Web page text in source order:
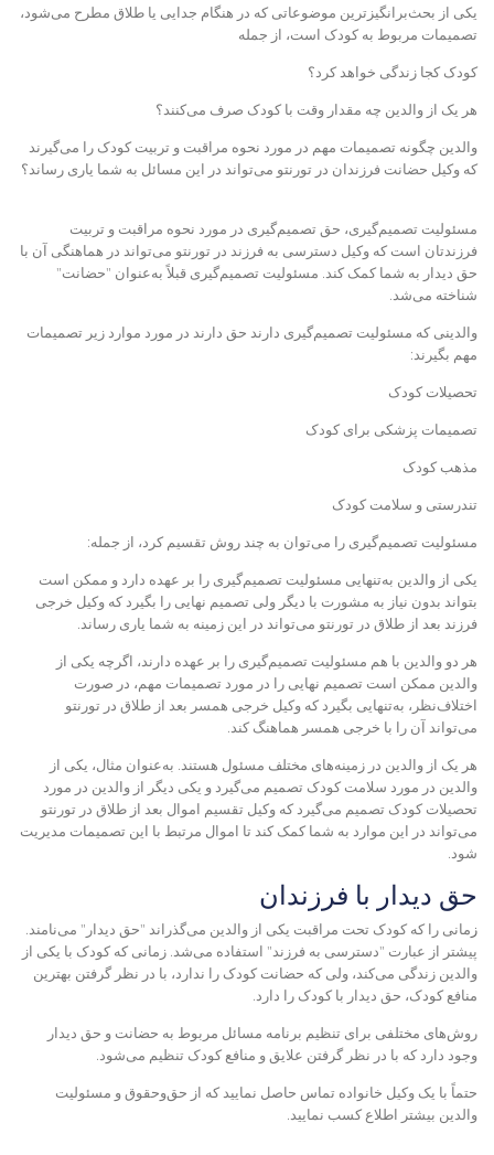
یکی از بحث‌برانگیزترین موضوعاتی که در هنگام جدایی یا طلاق مطرح می‌شود،
تصمیمات مربوط به کودک است، از جمله
کودک کجا زندگی خواهد کرد؟
هر یک از والدین چه مقدار وقت با کودک صرف می‌کنند؟
والدین چگونه تصمیمات مهم در مورد نحوه مراقبت و تربیت کودک را می‌گیرند
که وکیل حضانت فرزندان در تورنتو می‌تواند در این مسائل به شما یاری رساند؟
مسئولیت تصمیم‌گیری، حق تصمیم‌گیری در مورد نحوه مراقبت و تربیت
فرزندتان است که وکیل دسترسی به فرزند در تورنتو می‌تواند در هماهنگی آن با
حق دیدار به شما کمک کند. مسئولیت تصمیم‌گیری قبلاً به‌عنوان "حضانت"
شناخته می‌شد.
والدینی که مسئولیت تصمیم‌گیری دارند حق دارند در مورد موارد زیر تصمیمات
مهم بگیرند:
تحصیلات کودک
تصمیمات پزشکی برای کودک
مذهب کودک
تندرستی و سلامت کودک
مسئولیت تصمیم‌گیری را می‌توان به چند روش تقسیم کرد، از جمله:
یکی از والدین به‌تنهایی مسئولیت تصمیم‌گیری را بر عهده دارد و ممکن است
بتواند بدون نیاز به مشورت با دیگر ولی تصمیم نهایی را بگیرد که وکیل خرجی
فرزند بعد از طلاق در تورنتو می‌تواند در این زمینه به شما یاری رساند.
هر دو والدین با هم مسئولیت تصمیم‌گیری را بر عهده دارند، اگرچه یکی از
والدین ممکن است تصمیم نهایی را در مورد تصمیمات مهم، در صورت
اختلاف‌نظر، به‌تنهایی بگیرد که وکیل خرجی همسر بعد از طلاق در تورنتو
می‌تواند آن را با خرجی همسر هماهنگ کند.
هر یک از والدین در زمینه‌های مختلف مسئول هستند. به‌عنوان مثال، یکی از
والدین در مورد سلامت کودک تصمیم می‌گیرد و یکی دیگر از والدین در مورد
تحصیلات کودک تصمیم می‌گیرد که وکیل تقسیم اموال بعد از طلاق در تورنتو
می‌تواند در این موارد به شما کمک کند تا اموال مرتبط با این تصمیمات مدیریت
شود.
حق دیدار با فرزندان
ز مانی را که کودک تحت مراقبت یکی از والدین می‌گذراند "حق دیدار" می‌نامند.
پیشتر از عبارت "دسترسی به فرزند" استفاده می‌شد. زمانی که کودک با یکی از
والدین زندگی می‌کند، ولی که حضانت کودک را ندارد، با در نظر گرفتن بهترین
منافع کودک، حق دیدار با کودک را دارد.
روش‌های مختلفی برای تنظیم برنامه مسائل مربوط به حضانت و حق دیدار
وجود دارد که با در نظر گرفتن علایق و منافع کودک تنظیم می‌شود.
حتماً با یک وکیل خانواده تماس حاصل نمایید که از حق‌وحقوق و مسئولیت
والدین بیشتر اطلاع کسب نمایید.